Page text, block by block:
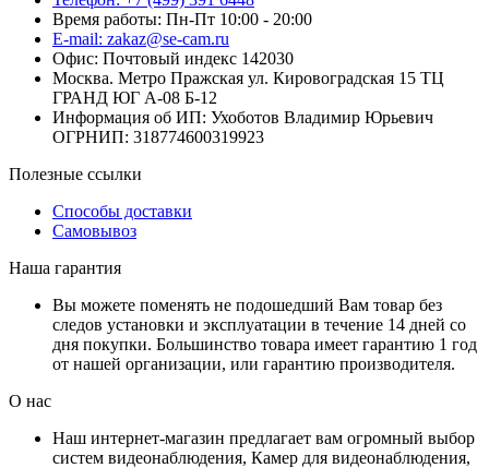
Время работы: Пн-Пт 10:00 - 20:00
E-mail: zakaz@se-cam.ru
Офис: Почтовый индекс 142030
Москва. Метро Пражская ул. Кировоградская 15 ТЦ
ГРАНД ЮГ А-08 Б-12
Информация об ИП: Ухоботов Владимир Юрьевич
ОГРНИП: 318774600319923
Полезные ссылки
Способы доставки
Самовывоз
Наша гарантия
Вы можете поменять не подошедший Вам товар без
следов установки и эксплуатации в течение 14 дней со
дня покупки. Большинство товара имеет гарантию 1 год
от нашей организации, или гарантию производителя.
О нас
Наш интернет-магазин предлагает вам огромный выбор
систем видеонаблюдения, Камер для видеонаблюдения,